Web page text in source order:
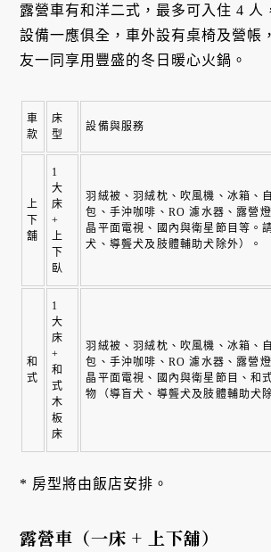
露營車有和洋二式，最多可入住 4 人
設備一應俱全，車外設有桌椅及營帳
友一同享用豐盛的冬日暖心火鍋。
車
款
床
型
設備與服務
上
下
舖
1
大
床
+
上
下
臥
羽絨被、羽絨枕、吹風機、冰箱、
包、手沖咖啡、RO 濾水器、露營
晶平面電視、國內與衛星節目等。
犬、導聾犬及肢體輔助犬除外）。
和
式
1
大
床
+
和
式
木
板
床
羽絨被、羽絨枕、吹風機、冰箱、
包、手沖咖啡、RO 濾水器、露營
晶平面電視、國內與衛星節目、和
物（導盲犬、導聾犬及肢體輔助犬
* 房型將由飯店安排。
露營車（一床 + 上下舖）